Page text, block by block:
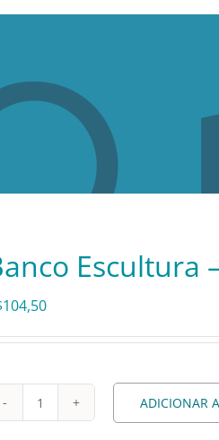
Escultura
104,50
Banco
ADICIONAR